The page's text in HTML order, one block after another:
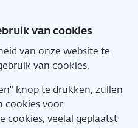
van cookies
van onze website te
van cookies.
knop te drukken, zullen
cookies voor
cookies, veelal geplaatst